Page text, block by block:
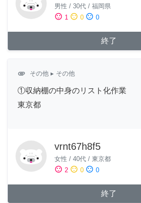
男性 / 30代 / 福岡県
sentiment_satisfied 1 sentiment_neutral 0 sentiment_dissatisfied 0
終了
attachment その他 ▸ その他
①収納棚の中身のリスト化作業
東京都
vrnt67h8f5
女性 / 40代 / 東京都
sentiment_satisfied 2 sentiment_neutral 0 sentiment_dissatisfied 0
終了